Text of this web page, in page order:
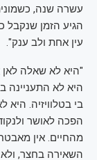
עשרה שנה,
הגיע הזמן שנקבל
עין אחת ולב ענק".
"היא לא שאלה לאן
היא לא
בי בטלוויזיה.
הפכה לאושר
מהחיים. אין
השאירה בחצר,